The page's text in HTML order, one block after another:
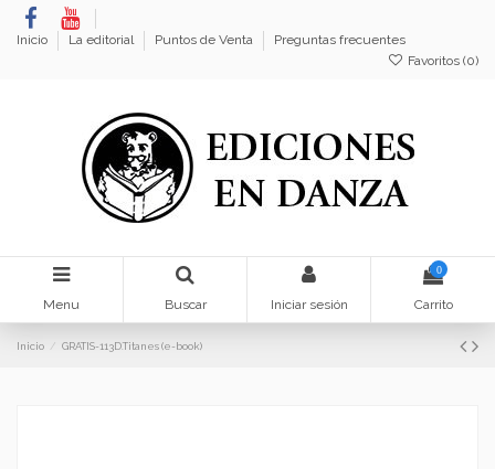
Inicio La editorial Puntos de Venta
Preguntas frecuentes
Favoritos (0)
Menu Buscar Iniciar sesión
0
Carrito
Inicio GRATIS-113D.Titanes (e-book)